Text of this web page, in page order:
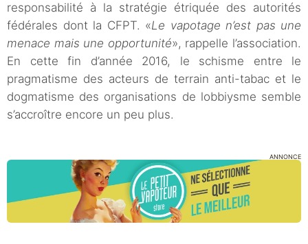
responsabilité à la stratégie étriquée des autorités
fédérales dont la CFPT. «Le vapotage n’est pas une
menace mais une opportunité», rappelle l’association.
En cette fin d’année 2016, le schisme entre le
pragmatisme des acteurs de terrain anti-tabac et le
dogmatisme des organisations de lobbiysme semble
s’accroître encore un peu plus.
ANNONCE